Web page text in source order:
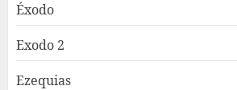
Éxodo
Exodo 2
Ezequias